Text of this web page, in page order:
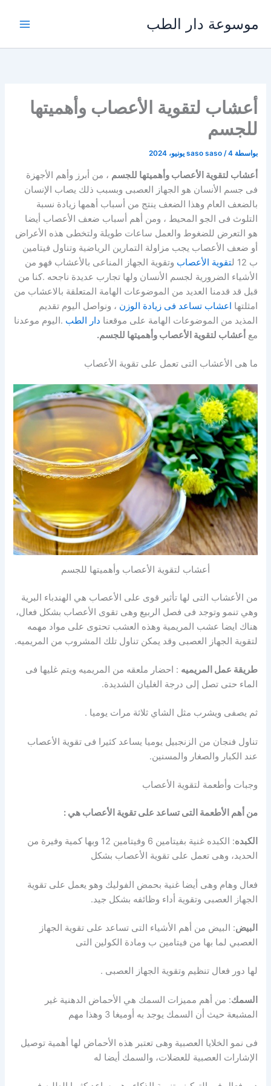
المحتوى
موسوعة دار الطب
أعشاب لتقوية الأعصاب وأهميتها
للجسم
بواسطة saso saso /4 يونيو، 2024
أعشاب لتقوية الأعصاب وأهميتها للجسم ، من أبرز وأهم الأجهزة
فى جسم الأنسان هو الجهاز العصبى وبسبب ذلك يصاب الإنسان
بالضعف العام وهذا الضعف ينتج من أسباب أهمها زيادة نسبة
التلوث فى الجو المحيط ، ومن أهم أسباب ضعف الأعصاب أيضا
هو التعرض للضغوط والعمل ساعات طويلة ولتخطى هذه الأعراض
أو ضعف الأعصاب يجب مزاولة التمارين الرياضية وتناول فيتامين
ب 12 ل
تقوية الأعصاب وتقوية الجهاز المناعى بالأعشاب فهو من
الأشياء الضرورية لجسم الأنسان ولها تجارب عديدة ناجحه .كنا من
قبل قد قدمنا العديد من الموضوعات الهامة المتعلقة بالاعشاب من
امثلتها اعشاب تساعد فى زيادة الوزن ، ونواصل اليوم تقديم
المذيد من الموضوعات الهامة على موقعنا دار الطب .اليوم موعدنا
مع أعشاب لتقوية الأعصاب وأهميتها للجسم.
ما هى الأعشاب التى تعمل على تقوية الأعصاب
أعشاب لتقوية الأعصاب وأهميتها للجسم
من الأعشاب التى لها تأثير قوى على الأعصاب هي الهندباء البرية
وهي تنمو وتوجد فى فصل الربيع وهى تقوى الأعصاب بشكل فعال،
هناك ايضا عشب المريمية وهذه العشب تحتوى على مواد مهمه
لتقوية الجهاز العصبى وقد يمكن تناول تلك المشروب من المريميه.
طريقة عمل المريميه : احضار ملعقه من المريميه ويتم غليها فى
الماء حتى تصل إلى درجة الغليان الشديدة.
ثم يصفى ويشرب مثل الشاي ثلاثة مرات يوميا .
تناول فنجان من الزنجبيل يوميا يساعد كثيرا فى تقوية الأعصاب
عند الكبار والصغار والمسنين.
وجبات وأطعمة لتقوية الأعصاب
من أهم الأطعمة التى تساعد على تقوية الأعصاب هي :
الكبده
: الكبده غنية بفيتامين 6 وفيتامين 12 وبها كمية وفيرة من
الحديد، وهى تعمل على تقوية الأعصاب بشكل
فعال وهام وهى أيضا غنية بحمض الفوليك وهو يعمل على تقوية
الجهاز العصبى وتقوية أداء وظائفه بشكل جيد.
البيض: البيض من أهم الأشياء التى تساعد على تقوية الجهاز
العصبي لما بها من فيتامين ب ومادة الكولين التى
لها دور فعال تنظيم وتقوية الجهاز العصبى .
السمك: من أهم مميزات السمك هي الأحماض الدهنية غير
المشبعة حيث أن السمك يوجد به أوميغا 3 وهذا مهم
فى نمو الخلايا العصبية وهى تعتبر هذه الأحماض لها أهمية توصيل
الإشارات العصبية للعضلات، والسمك أيضا له